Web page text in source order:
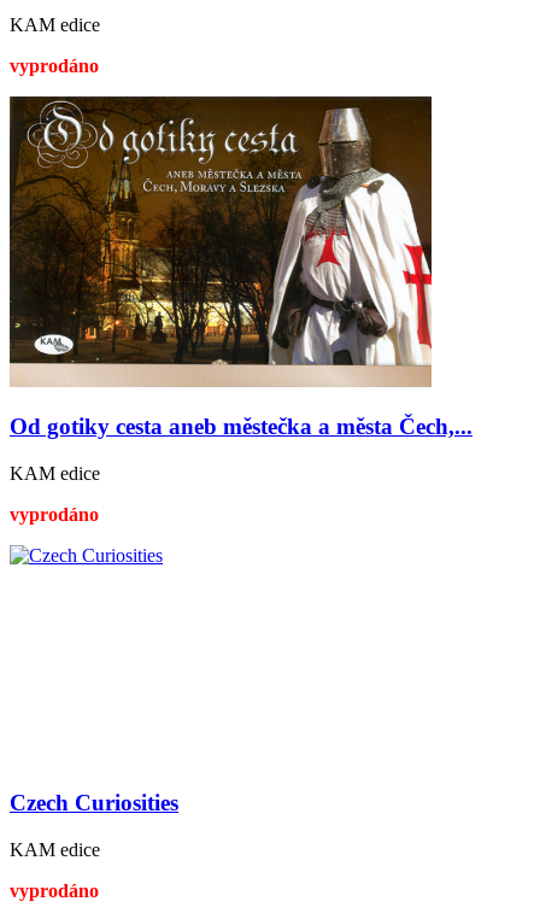
KAM edice
vyprodáno
Od gotiky cesta aneb městečka a města Čech,...
KAM edice
vyprodáno
Czech Curiosities
KAM edice
vyprodáno